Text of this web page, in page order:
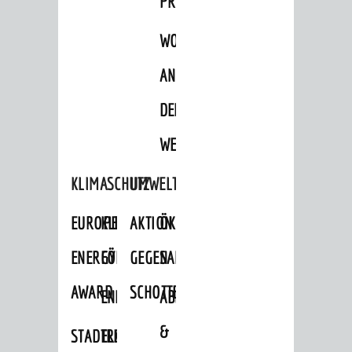
WOHNBEBAUUNG
AN
DER
WEINBERGSTRASSE
KLIMASCHUTZ
EUROPEAN
ENERGY
AWARD
KLIMASCHUTZ-
FÖRDERPROGRAMME
ENERGIEBERATUNG
STADTRADELN
ELEKTROMOBILITÄTSBERATUNG
UMWELTSCHUTZ
AKTION
GEGEN
SCHOTTERGÄRTEN
ÖKOLOGISCHE
SANIERUNG/WAIDSEE
ABFALL
&